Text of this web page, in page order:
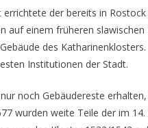
errichtete der bereits in Rostock
auf einem früheren slawischen
des Katharinenklosters.
Institutionen der Stadt.
noch Gebäudereste
wurden weite Teile der im